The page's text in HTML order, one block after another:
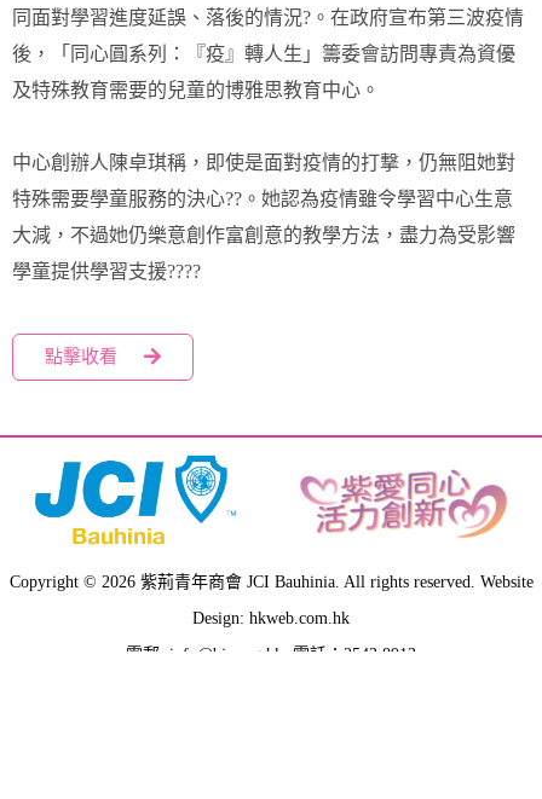
同面對學習進度延誤、落後的情況?。在政府宣布第三波疫情
後，「同心圓系列：『疫』轉人生」籌委會訪問專責為資優
及特殊教育需要的兒童的博雅思教育中心。
中心創辦人陳卓琪稱，即使是面對疫情的打撃，仍無阻她對
特殊需要學童服務的決心??。她認為疫情雖令學習中心生意
大減，不過她仍樂意創作富創意的教學方法，盡力為受影響
學童提供學習支援????
點擊收看
Copyright © 2026 紫荊青年商會 JCI Bauhinia. All rights reserved. Website
Design: hkweb.com.hk
電郵: info@bjc.org.hk
, 電話：2543 8913